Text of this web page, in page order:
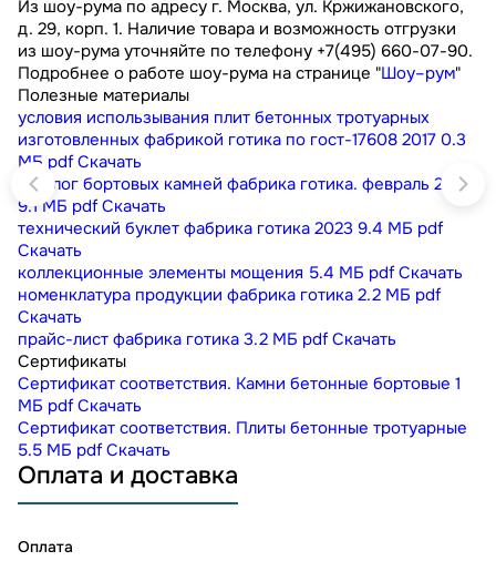
Из шоу-рума по адресу г. Москва, ул. Кржижановского,
д. 29, корп. 1. Наличие товара и возможность отгрузки
из шоу-рума уточняйте по телефону +7(495) 660-07-90.
Подробнее о работе шоу-рума на странице "Шоу–рум"
Полезные материалы
условия использывания плит бетонных тротуарных
изготовленных фабрикой готика по гост-17608 2017 0.3
МБ pdf Скачать
каталог бортовых камней фабрика готика. февраль 2023
9.1 МБ pdf Скачать
технический буклет фабрика готика 2023 9.4 МБ pdf
Скачать
коллекционные элементы мощения 5.4 МБ pdf Скачать
номенклатура продукции фабрика готика 2.2 МБ pdf
Скачать
прайс-лист фабрика готика 3.2 МБ pdf Скачать
Сертификаты
Сертификат соответствия. Камни бетонные бортовые 1
МБ pdf Скачать
Сертификат соответствия. Плиты бетонные тротуарные
5.5 МБ pdf Скачать
Оплата и доставка
Оплата